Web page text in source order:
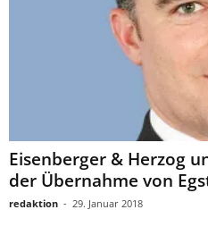
Eisenberger & Herzog
der Übernahme von
redaktion - 29. Januar 2018